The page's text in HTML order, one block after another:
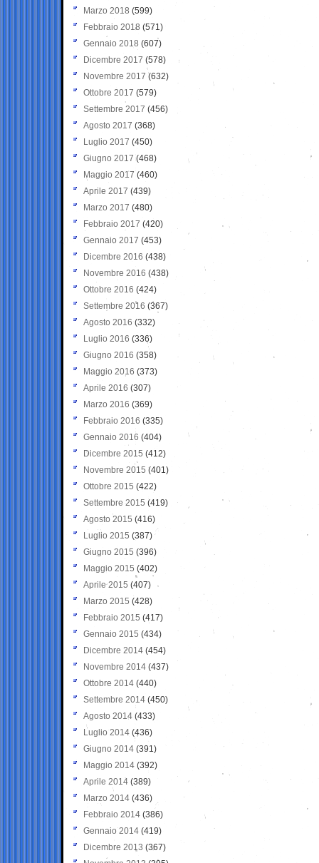
Marzo 2018 (599)
Febbraio 2018 (571)
Gennaio 2018 (607)
Dicembre 2017 (578)
Novembre 2017 (632)
Ottobre 2017 (579)
Settembre 2017 (456)
Agosto 2017 (368)
Luglio 2017 (450)
Giugno 2017 (468)
Maggio 2017 (460)
Aprile 2017 (439)
Marzo 2017 (480)
Febbraio 2017 (420)
Gennaio 2017 (453)
Dicembre 2016 (438)
Novembre 2016 (438)
Ottobre 2016 (424)
Settembre 2016 (367)
Agosto 2016 (332)
Luglio 2016 (336)
Giugno 2016 (358)
Maggio 2016 (373)
Aprile 2016 (307)
Marzo 2016 (369)
Febbraio 2016 (335)
Gennaio 2016 (404)
Dicembre 2015 (412)
Novembre 2015 (401)
Ottobre 2015 (422)
Settembre 2015 (419)
Agosto 2015 (416)
Luglio 2015 (387)
Giugno 2015 (396)
Maggio 2015 (402)
Aprile 2015 (407)
Marzo 2015 (428)
Febbraio 2015 (417)
Gennaio 2015 (434)
Dicembre 2014 (454)
Novembre 2014 (437)
Ottobre 2014 (440)
Settembre 2014 (450)
Agosto 2014 (433)
Luglio 2014 (436)
Giugno 2014 (391)
Maggio 2014 (392)
Aprile 2014 (389)
Marzo 2014 (436)
Febbraio 2014 (386)
Gennaio 2014 (419)
Dicembre 2013 (367)